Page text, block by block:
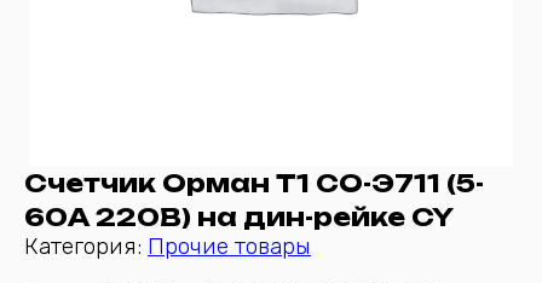
Счетчик Орман Т1 СО-Э711 (5-
60А 220В) на дин-рейке CY
Категория: Прочие товары